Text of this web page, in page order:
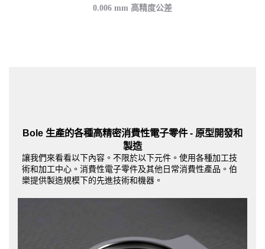
0.006 mm 高精度公差
Bole 生產的各種高精密消費性電子零件 - 原型開發和
製造
讓我們來看看以下內容。不限於以下元件。使用各種加工技
術和加工中心。消費性電子零件及其他日常消費性產品。伯
樂提供製造規模下的先進技術和機器。